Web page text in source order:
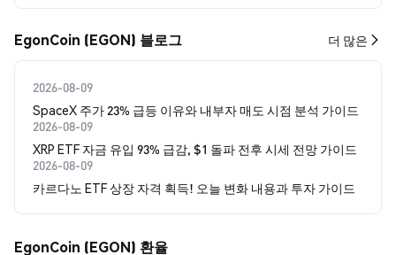
EgonCoin (EGON) 블로그 더 많은
2026-08-09
SpaceX 주가 23% 급등 이유와 내부자 매도 시점 분석 가이드
2026-08-09
XRP ETF 자금 유입 93% 급감, $1 돌파 전후 시세 전망 가이드
2026-08-09
카르다노 ETF 상장 자격 획득! 오늘 변화 내용과 투자 가이드
EgonCoin (EGON) 환율